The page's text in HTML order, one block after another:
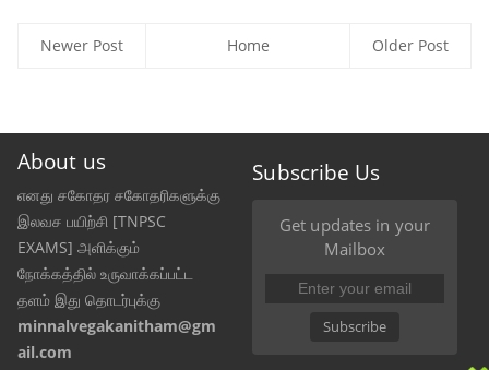
Newer Post Older Post
Home
About us
எனது சகோதர சகோதரிகளுக்கு
இலவச பயிற்சி [TNPSC
EXAMS] அளிக்கும்
நோக்கத்தில் உருவாக்கப்பட்ட
தளம் இது தொடர்புக்கு
minnalvegakanitham@gm
ail.com
Subscribe Us
Get updates in your
Mailbox
Subscribe